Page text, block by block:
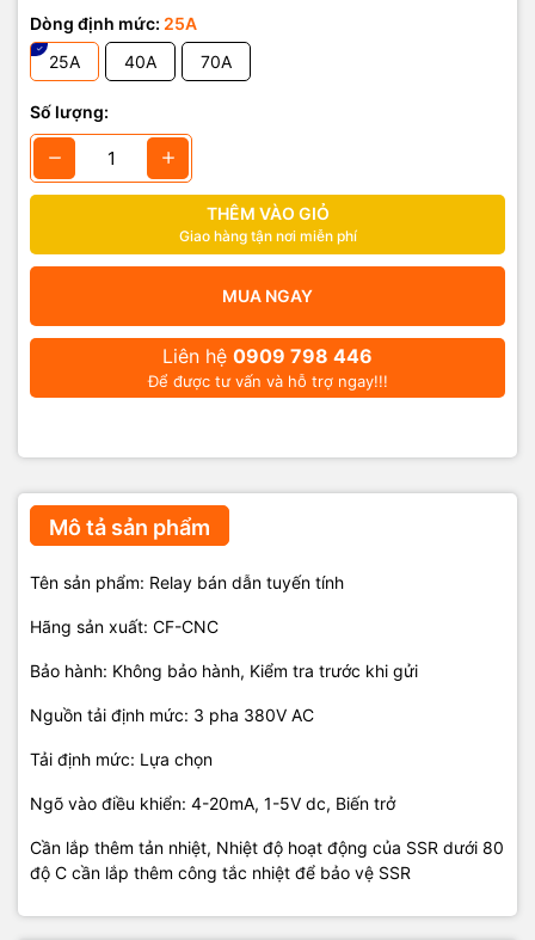
Dòng định mức: 25A
25A
40A 70A
Số lượng:
THÊM VÀO GIỎ
Giao hàng tận nơi miễn phí
MUA NGAY
Liên hệ 0909 798 446
Để được tư vấn và hỗ trợ ngay!!!
Mô tả sản phẩm
Tên sản phẩm: Relay bán dẫn tuyến tính
Hãng sản xuất: CF-CNC
Bảo hành: Không bảo hành, Kiểm tra trước khi gửi
Nguồn tải định mức: 3 pha 380V AC
Tải định mức: Lựa chọn
Ngõ vào điều khiển: 4-20mA, 1-5V dc, Biến trở
Cần lắp thêm tản nhiệt, Nhiệt độ hoạt động của SSR dưới 80
độ C cần lắp thêm công tắc nhiệt để bảo vệ SSR